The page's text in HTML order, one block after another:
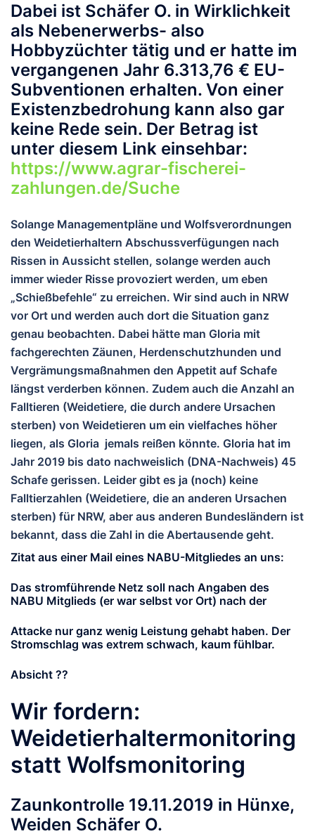
Dabei ist Schäfer O. in Wirklichkeit
als Nebenerwerbs- also
Hobbyzüchter tätig und er hatte im
vergangenen Jahr 6.313,76 € EU-
Subventionen erhalten. Von einer
Existenzbedrohung kann also gar
keine Rede sein. Der Betrag ist
unter diesem Link einsehbar:
https://www.agrar-fischerei-
zahlungen.de/Suche
Solange Managementpläne und Wolfsverordnungen
den Weidetierhaltern Abschussverfügungen nach
Rissen in Aussicht stellen, solange werden auch
immer wieder Risse provoziert werden, um eben
„Schießbefehle“ zu erreichen. Wir sind auch in NRW
vor Ort und werden auch dort die Situation ganz
genau beobachten. Dabei hätte man Gloria mit
fachgerechten Zäunen, Herdenschutzhunden und
Vergrämungsmaßnahmen den Appetit auf Schafe
längst verderben können. Zudem auch die Anzahl an
Falltieren (Weidetiere, die durch andere Ursachen
sterben) von Weidetieren um ein vielfaches höher
liegen, als Gloria jemals reißen könnte. Gloria hat im
Jahr 2019 bis dato nachweislich (DNA-Nachweis) 45
Schafe gerissen. Leider gibt es ja (noch) keine
Falltierzahlen (Weidetiere, die an anderen Ursachen
sterben) für NRW, aber aus anderen Bundesländern ist
bekannt, dass die Zahl in die Abertausende geht.
Zitat aus einer Mail eines NABU-Mitgliedes an uns:
Das stromführende Netz soll nach Angaben des
NABU Mitglieds (er war selbst vor Ort) nach der
Attacke nur ganz wenig Leistung gehabt haben. Der
Stromschlag was extrem schwach, kaum fühlbar.
Absicht ??
Wir fordern:
Weidetierhaltermonitoring
statt Wolfsmonitoring
Zaunkontrolle 19.11.2019 in Hünxe,
Weiden Schäfer O.